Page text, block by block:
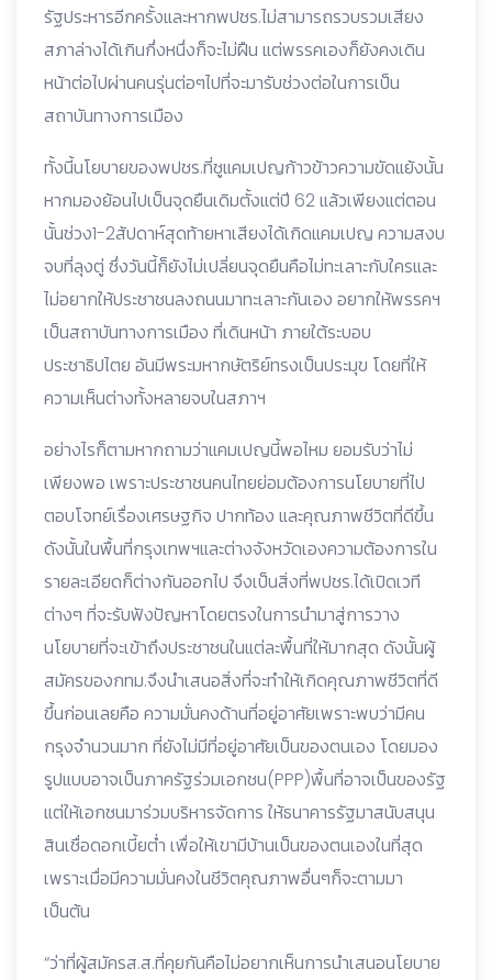
รัฐประหารอีกครั้งและหากพปชร.ไม่สามารถรวบรวมเสียง
สภาล่างได้เกินกึ่งหนึ่งก็จะไม่ฝืน แต่พรรคเองก็ยังคงเดิน
หน้าต่อไปผ่านคนรุ่นต่อๆไปที่จะมารับช่วงต่อในการเป็น
สถาบันทางการเมือง
ทั้งนี้นโยบายของพปชร.ที่ชูแคมเปญก้าวข้าวความขัดแย้งนั้น
หากมองย้อนไปเป็นจุดยืนเดิมตั้งแต่ปี 62 แล้วเพียงแต่ตอน
นั้นช่วง1-2สัปดาห์สุดท้ายหาเสียงได้เกิดแคมเปญ ความสงบ
จบที่ลุงตู่ ซึ่งวันนี้ก็ยังไม่เปลี่ยนจุดยืนคือไม่ทะเลาะกับใครและ
ไม่อยากให้ประชาชนลงถนนมาทะเลาะกันเอง อยากให้พรรคฯ
เป็นสถาบันทางการเมือง ที่เดินหน้า ภายใต้ระบอบ
ประชาธิปไตย อันมีพระมหากษัตริย์ทรงเป็นประมุข โดยที่ให้
ความเห็นต่างทั้งหลายจบในสภาฯ
อย่างไรก็ตามหากถามว่าแคมเปญนี้พอไหม ยอมรับว่าไม่
เพียงพอ เพราะประชาชนคนไทยย่อมต้องการนโยบายที่ไป
ตอบโจทย์เรื่องเศรษฐกิจ ปากท้อง และคุณภาพชีวิตที่ดีขึ้น
ดังนั้นในพื้นที่กรุงเทพฯและต่างจังหวัดเองความต้องการใน
รายละเอียดก็ต่างกันออกไป จึงเป็นสิ่งที่พปชร.ได้เปิดเวที
ต่างๆ ที่จะรับฟังปัญหาโดยตรงในการนำมาสู่การวาง
นโยบายที่จะเข้าถึงประชาชนในแต่ละพื้นที่ให้มากสุด ดังนั้นผู้
สมัครของกทม.จึงนำเสนอสิ่งที่จะทำให้เกิดคุณภาพชีวิตที่ดี
ขึ้นก่อนเลยคือ ความมั่นคงด้านที่อยู่อาศัยเพราะพบว่ามีคน
กรุงจำนวนมาก ที่ยังไม่มีที่อยู่อาศัยเป็นของตนเอง โดยมอง
รูปแบบอาจเป็นภาครัฐร่วมเอกชน(PPP)พื้นที่อาจเป็นของรัฐ
แต่ให้เอกชนมาร่วมบริหารจัดการ ให้ธนาคารรัฐมาสนับสนุน
สินเชื่อดอกเบี้ยต่ำ เพื่อให้เขามีบ้านเป็นของตนเองในที่สุด
เพราะเมื่อมีความมั่นคงในชีวิตคุณภาพอื่นๆก็จะตามมา
เป็นต้น
“ว่าที่ผู้สมัครส.ส.ที่คุยกันคือไม่อยากเห็นการนำเสนอนโยบาย